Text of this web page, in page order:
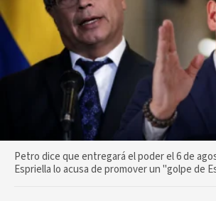
Petro dice que entregará el poder el 6 de
Espriella lo acusa de promover un "golpe de